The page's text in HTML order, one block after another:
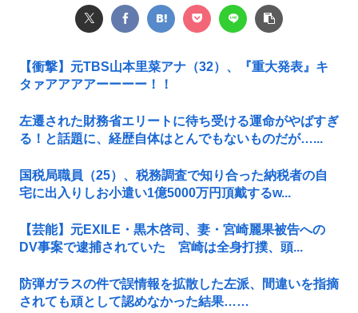
【衝撃】元TBS山本里菜アナ（32）、『重大発表』キ
タァアアアアーーーー！！
左遷された財務省エリートに待ち受ける運命がやばすぎ
る！と話題に、経歴自体はとんでもないものだが…...
国税局職員（25）、税務調査で知り合った納税者の自
宅に出入りしお小遣い1億5000万円頂戴するw...
【芸能】元EXILE・黒木啓司、妻・宮崎麗果被告への
DV事案で逮捕されていた 宮崎は全身打撲、頭...
防弾ガラスの件で誤情報を拡散した左派、間違いを指摘
されても頑として認めなかった結果……